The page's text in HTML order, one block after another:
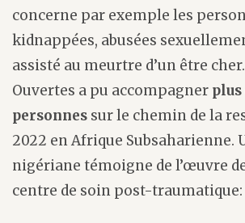
concerne par exemple les
kidnappées, abusées
assisté au meurtre d’un être
Ouvertes a pu accompagner plus
personnes sur le chemin de la
2022 en Afrique Subsaharienne.
nigériane témoigne de l’œuvre
centre de soin post-traumatique: